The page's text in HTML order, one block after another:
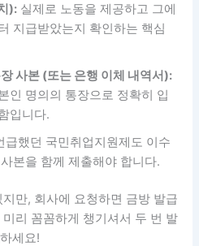
): 실제로 노동을 제공하고 그에
지급받았는지 확인하는 핵심
사본 (또는 은행 이체 내역서):
인 명의의 통장으로 정확히 입
입니다.
급했던 국민취업지원제도 이수
본을 함께 제출해야 합니다.
만, 회사에 요청하면 금방 발급
리 꼼꼼하게 챙기셔서 두 번 발
세요!